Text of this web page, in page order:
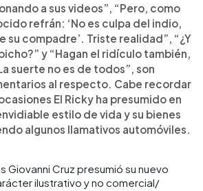
a sus videos”, “Pero, como
refrán: ‘No es culpa del indio,
su compadre’. Triste realidad”, “¿Y
y “Hagan el ridículo también,
suerte no es de todos”, son
al respecto. Cabe recordar
El Ricky ha presumido en
estilo de vida y su bienes
algunos llamativos automóviles.
Giovanni Cruz presumió su nuevo
ilustrativo y no comercial/